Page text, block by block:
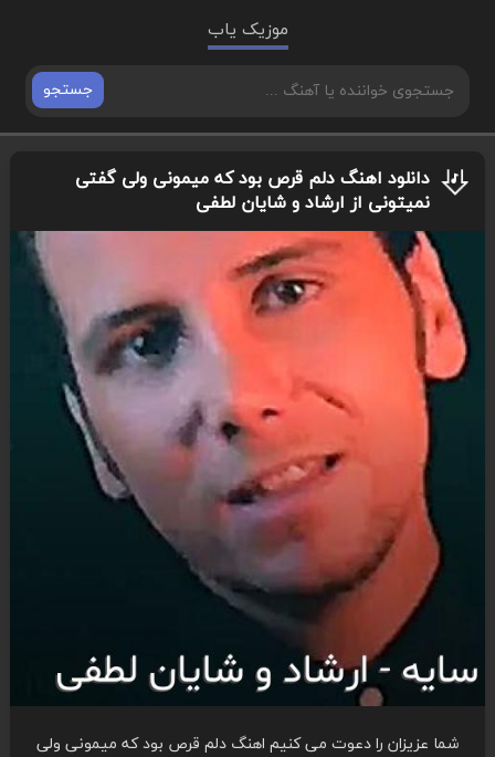
موزیک یاب
جستجو
دانلود اهنگ دلم قرص بود که میمونی ولی گفتی
نمیتونی از ارشاد و شایان لطفی
شما عزیزان را دعوت می کنیم اهنگ دلم قرص بود که میمونی ولی